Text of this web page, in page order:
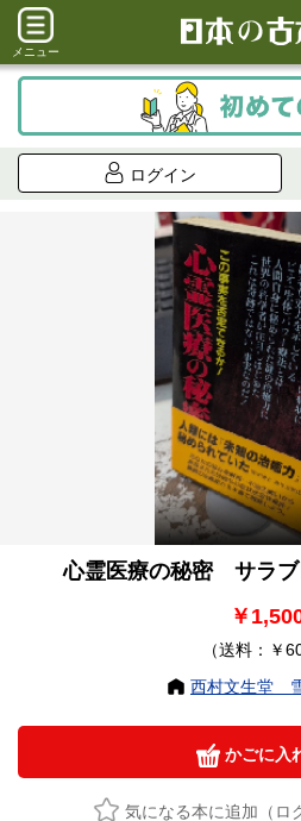
メニュー
ログイン
心霊医療の秘密 サラブ
￥
（送料：￥
西村文生堂
かごに入
気になる本に追加（ロ